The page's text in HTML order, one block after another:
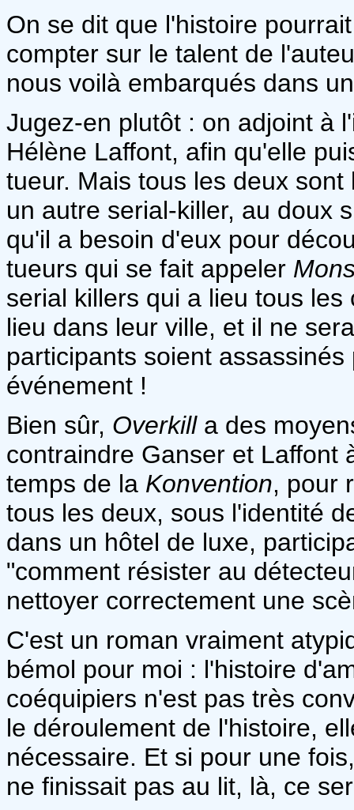
On se dit que l'histoire
compter sur le talent de
nous voilà embarqués dans
Jugez-en plutôt : on adjoint à
Hélène Laffont, afin qu'elle
tueur. Mais tous les deux
un autre serial-killer, au doux
qu'il a besoin d'eux pour
tueurs qui se fait appeler
serial killers qui a lieu tous
lieu dans leur ville, et il ne
participants soient
événement !
Bien sûr, Overkill a des
contraindre Ganser et Laffont
temps de la Konvention, pour
tous les deux, sous l'identité
dans un hôtel de luxe,
"comment résister au
nettoyer correctement une
C'est un roman vraiment
bémol pour moi : l'histoire
coéquipiers n'est pas très
le déroulement de l'histoire,
nécessaire. Et si pour une
ne finissait pas au lit, là, ce